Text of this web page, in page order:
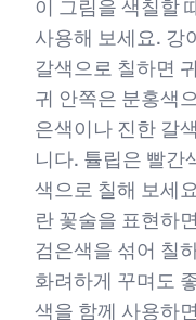
이 그림을 색칠할
사용해 보세요. 강
갈색으로 칠하면
귀 안쪽은 분홍색
은색이나 진한 갈
니다. 튤립은 빨간
색으로 칠해 보세
란 꽃술을 표현하
검은색을 섞어 칠
화려하게 꾸며도
색을 함께 사용하